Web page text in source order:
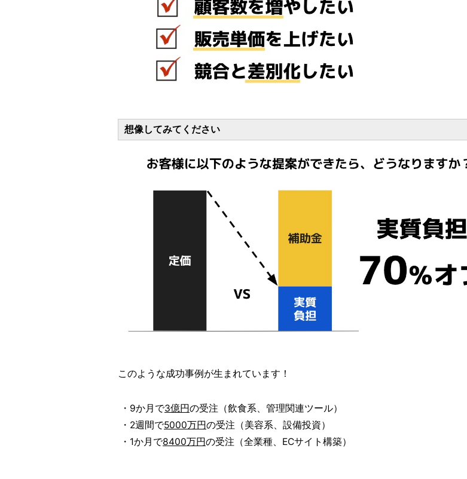
想像してみてください
このような成功事例が生まれています！
・9か月で3億円の受注（飲食系、管理関連ツール）
・2週間で5000万円の受注（美容系、設備投資）
・1か月で8400万円の受注（全業種、ECサイト構築）